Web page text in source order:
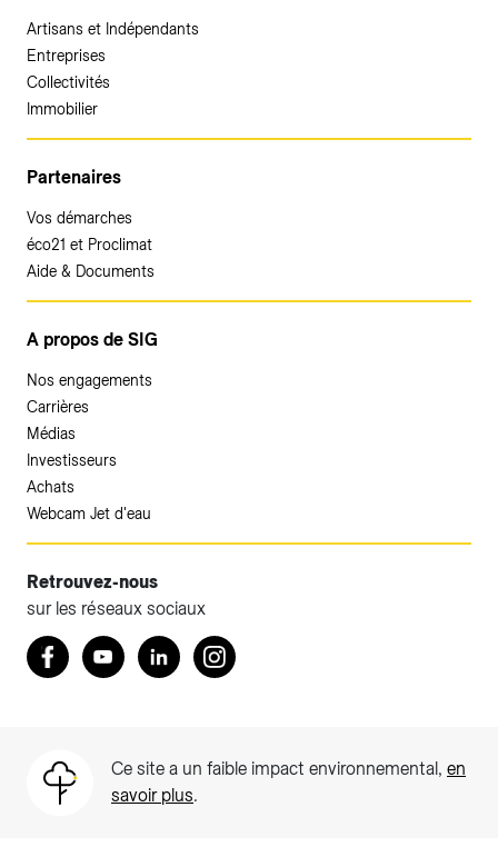
Artisans et Indépendants
Entreprises
Collectivités
Immobilier
Partenaires
Vos démarches
éco21 et Proclimat
Aide & Documents
A propos de SIG
Nos engagements
Carrières
Médias
Investisseurs
Achats
Webcam Jet d'eau
Retrouvez-nous
sur les réseaux sociaux
Retrouvez nous sur Facebook
YoutubeLinkedInInstagram
Ce site a un faible impact environnemental, en
savoir plus.